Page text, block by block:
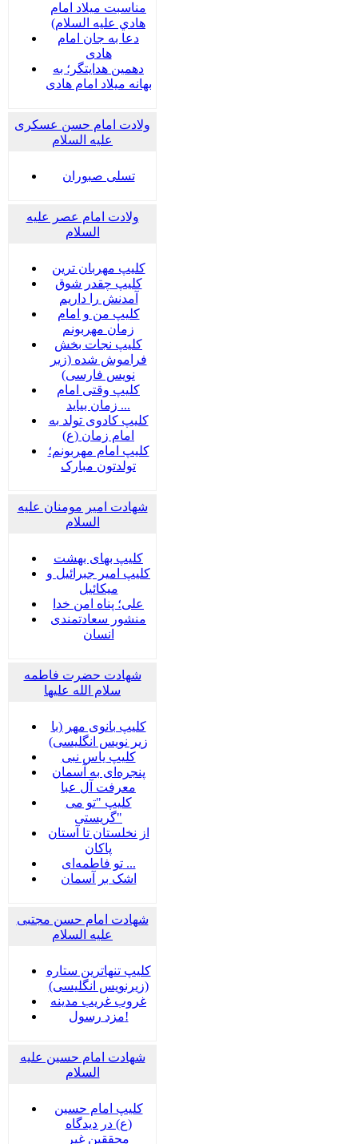
مناسبت ميلاد امام
هادي عليه السلام)
دعا به جان امام
هادی
دهمین هدایتگر؛ به
بهانه میلاد امام هادی
ولادت امام حسن عسکری
علیه السلام
تسلی صبوران
ولادت امام عصر علیه
السلام
کلیپ مهربان ترین
کلیپ چقدر شوق
آمدنش را داریم
کلیپ من و امام
زمان مهربونم
کلیپ نجات بخش
فراموش شده (زیر
نویس فارسی)
کلیپ وقتی امام
زمان بیاید ...
کلیپ کادوی تولد به
امام زمان (ع)
کلیپ امام مهربونم؛
تولدتون مبارک
شهادت امیر مومنان علیه
السلام
کلیپ بهای بهشت
کلیپ امیر جبرائیل و
میکائیل
علی؛ پناه امن خدا
منشور سعادتمندی
انسان
شهادت حضرت فاطمه
سلام الله علیها
کلیپ بانوی مهر (با
زیر نویس انگلیسی)
کلیپ یاس نبی
پنجره‌ای به آسمان
معرفت آل عبا
کلیپ "تو می
گریستی"
از نخلستان تا آستان
پاکان
تو فاطمه‌ای ...
اشک بر آسمان
شهادت امام حسن مجتبی
علیه السلام
کلیپ تنهاترین ستاره
(زیرنویس انگلیسی)
غروب غریب مدینه
مزد رسول!
شهادت امام حسین علیه
السلام
کلیپ امام حسین
(ع) در دیدگاه
محققین غیر